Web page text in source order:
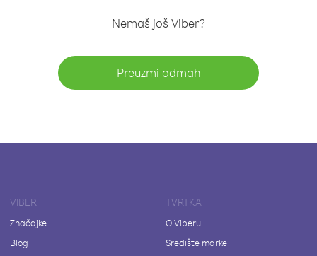
Nemaš još Viber?
Preuzmi odmah
VIBER
Značajke
Blog
TVRTKA
O Viberu
Središte marke